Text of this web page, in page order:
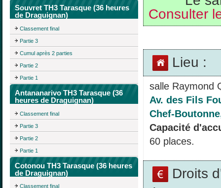
Souvret TH3 Tarasque (36 heures
de Draguignan)
Classement final
Partie 3
Cumul après 2 parties
Partie 2
Partie 1
Antananarivo TH3 Tarasque (36
heures de Draguignan)
Classement final
Partie 3
Partie 2
Partie 1
Cotonou TH3 Tarasque (36 heures
de Draguignan)
Classement final
Consulter
Lieu :
salle Raymond
Av. des Fils
Chef-
Capacité
60 places.
Droits